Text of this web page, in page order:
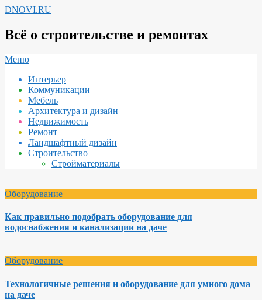
Перейти
содержимому
DNOVI.RU
Всё о строительстве и ремонтах
Вторичное
навигации
Меню
Интерьер
Коммуникации
Мебель
Архитектура и дизайн
Недвижимость
Ремонт
Ландшафтный дизайн
Строительство
Стройматериалы
Оборудование
Как правильно подобрать оборудование для
водоснабжения и канализации на даче
Оборудование
Технологичные решения и оборудование для умного дома
на даче